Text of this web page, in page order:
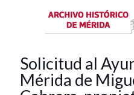
Solicitud al
Mérida de